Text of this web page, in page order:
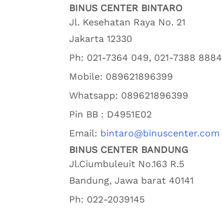
BINUS CENTER BINTARO
Jl. Kesehatan Raya No. 21
Jakarta 12330
Ph: 021-7364 049, 021-7388 8884
Mobile: 089621896399
Whatsapp: 089621896399
Pin BB : D4951E02
Email: bintaro@binuscenter.com
BINUS CENTER BANDUNG
Jl.Ciumbuleuit No.163 R.5
Bandung, Jawa barat 40141
Ph: 022-2039145